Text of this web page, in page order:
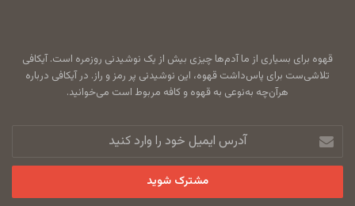
قهوه برای بسیاری از ما آدم‌ها چیزی بیش از یک نوشیدنی روزمره است. آیکافی
تلاشی‌ست برای پاس‌داشت قهوه، این نوشیدنی پر رمز و راز. در آیکافی درباره
هرآن‌چه به‌نوعی به قهوه و کافه مربوط است می‌خوانید.
آدرس
ایمیل
خود
وارد